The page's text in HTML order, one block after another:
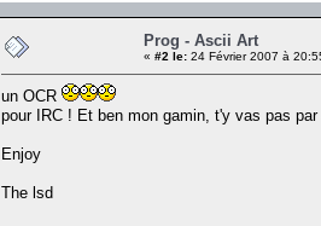
Prog - Ascii Art
« #2 le: 24 Février 2007 à
un OCR
pour IRC ! Et ben mon gamin, t'y vas pas
Enjoy
The lsd